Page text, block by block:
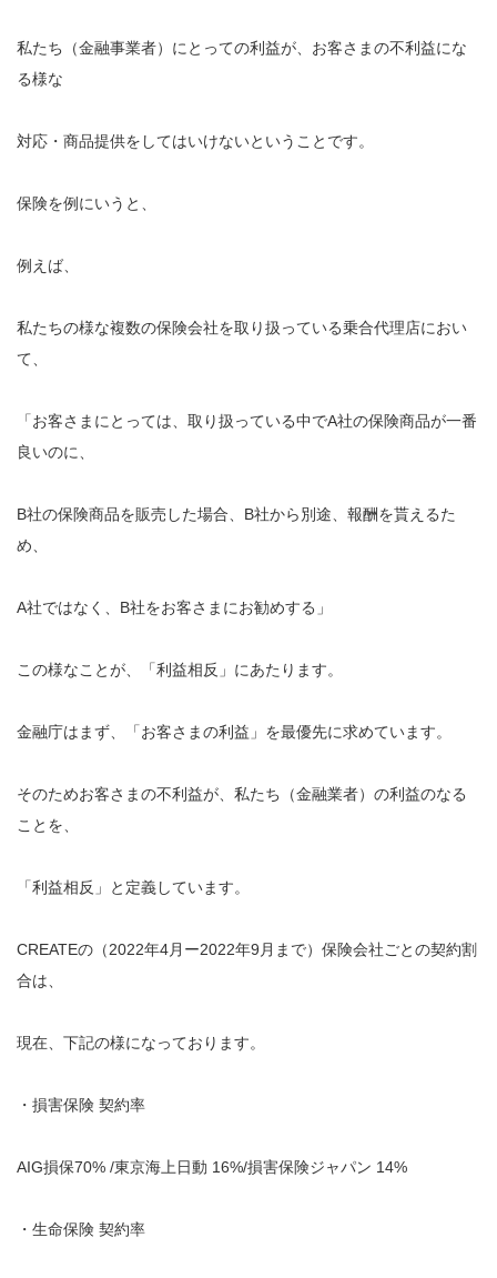
私たち（金融事業者）にとっての利益が、お客さまの不利益にな
る様な
対応・商品提供をしてはいけないということです。
保険を例にいうと、
例えば、
私たちの様な複数の保険会社を取り扱っている乗合代理店におい
て、
「お客さまにとっては、取り扱っている中でA社の保険商品が一番
良いのに、
B社の保険商品を販売した場合、B社から別途、報酬を貰えるた
め、
A社ではなく、B社をお客さまにお勧めする」
この様なことが、「利益相反」にあたります。
金融庁はまず、「お客さまの利益」を最優先に求めています。
そのためお客さまの不利益が、私たち（金融業者）の利益のなる
ことを、
「利益相反」と定義しています。
CREATEの（2022年4月ー2022年9月まで）保険会社ごとの契約割
合は、
現在、下記の様になっております。
・損害保険 契約率
AIG損保70% /東京海上日動 16%/損害保険ジャパン 14%
・生命保険 契約率